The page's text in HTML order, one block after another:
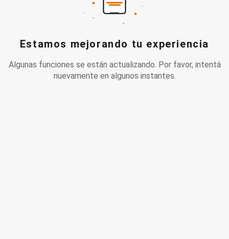
Estamos mejorando tu experiencia
Algunas funciones se están actualizando. Por favor, intentá
nuevamente en algunos instantes.